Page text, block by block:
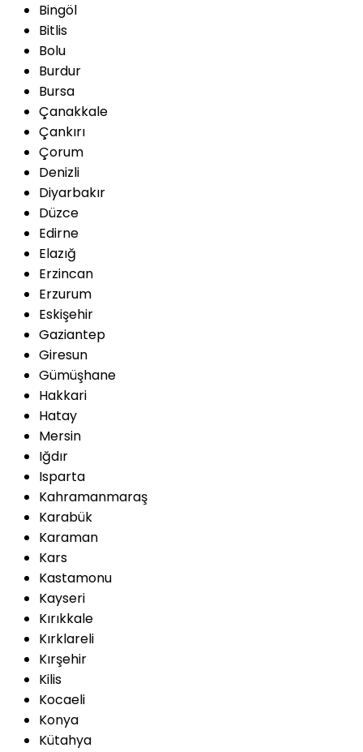
Bingöl
Bitlis
Bolu
Burdur
Bursa
Çanakkale
Çankırı
Çorum
Denizli
Diyarbakır
Düzce
Edirne
Elazığ
Erzincan
Erzurum
Eskişehir
Gaziantep
Giresun
Gümüşhane
Hakkari
Hatay
Mersin
Iğdır
Isparta
Kahramanmaraş
Karabük
Karaman
Kars
Kastamonu
Kayseri
Kırıkkale
Kırklareli
Kırşehir
Kilis
Kocaeli
Konya
Kütahya